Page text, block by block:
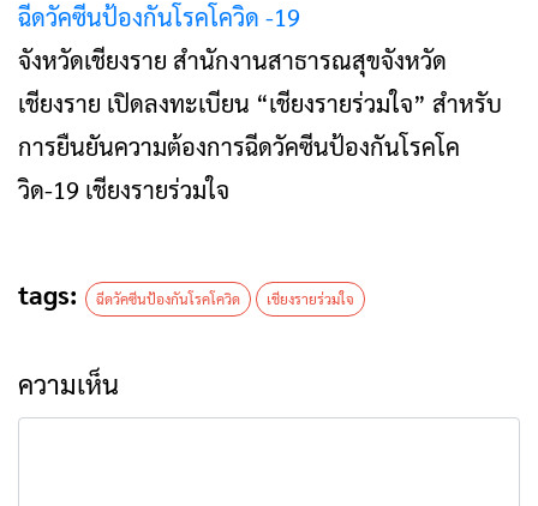
ฉีดวัคซีนป้องกันโรคโควิด -19
จังหวัดเชียงราย สำนักงานสาธารณสุขจังหวัด
เชียงราย เปิดลงทะเบียน “เชียงรายร่วมใจ” สำหรับ
การยืนยันความต้องการฉีดวัคซีนป้องกันโรคโค
วิด-19 เชียงรายร่วมใจ
tags: ฉีดวัคซีนป้องกันโรคโควิด เชียงรายร่วมใจ
ความเห็น